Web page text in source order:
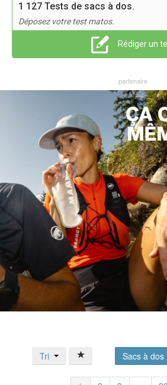
1 127 Tests de sacs à dos.
Déposez votre test matos.
Rédiger un
Tri Sacs à dos